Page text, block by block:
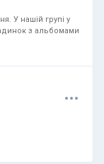
У нашій групі у
з альбомами
...